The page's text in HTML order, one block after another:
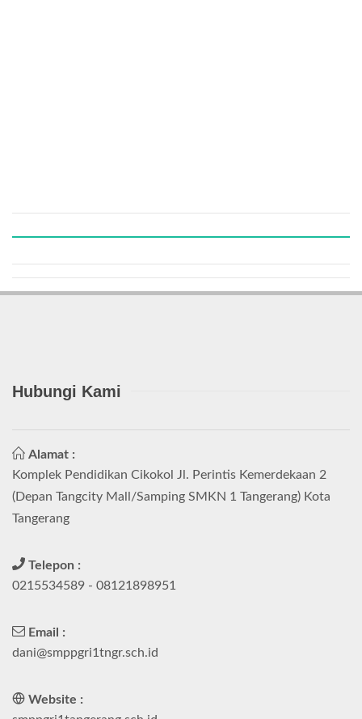
Hubungi Kami
Alamat :
Komplek Pendidikan Cikokol Jl. Perintis Kemerdekaan 2
(Depan Tangcity Mall/Samping SMKN 1 Tangerang) Kota
Tangerang
Telepon :
0215534589 - 08121898951
Email :
dani@smppgri1tngr.sch.id
Website :